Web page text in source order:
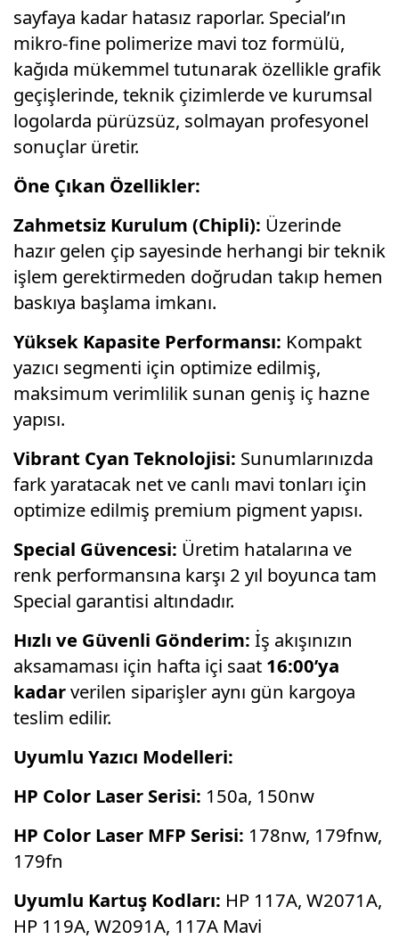
sayfaya kadar hatasız raporlar. Special’ın
mikro-fine polimerize mavi toz formülü,
kağıda mükemmel tutunarak özellikle grafik
geçişlerinde, teknik çizimlerde ve kurumsal
logolarda pürüzsüz, solmayan profesyonel
sonuçlar üretir.
Öne Çıkan Özellikler:
Zahmetsiz Kurulum (Chipli): Üzerinde
hazır gelen çip sayesinde herhangi bir teknik
işlem gerektirmeden doğrudan takıp hemen
baskıya başlama imkanı.
Yüksek Kapasite Performansı: Kompakt
yazıcı segmenti için optimize edilmiş,
maksimum verimlilik sunan geniş iç hazne
yapısı.
Vibrant Cyan Teknolojisi: Sunumlarınızda
fark yaratacak net ve canlı mavi tonları için
optimize edilmiş premium pigment yapısı.
Special Güvencesi: Üretim hatalarına ve
renk performansına karşı 2 yıl boyunca tam
Special garantisi altındadır.
Hızlı ve Güvenli Gönderim: İş akışınızın
aksamaması için hafta içi saat 16:00’ya
kadarverilen siparişler aynı gün kargoya
teslim edilir.
Uyumlu Yazıcı Modelleri:
HP Color Laser Serisi: 150a, 150nw
HP Color Laser MFP Serisi: 178nw, 179fnw,
179fn
Uyumlu Kartuş Kodları: HP 117A, W2071A,
HP 119A, W2091A, 117A Mavi